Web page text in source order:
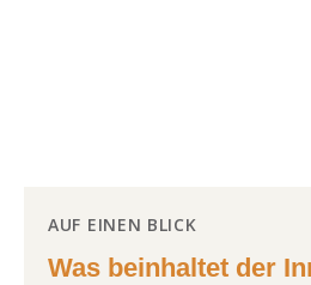
AUF EINEN BLICK
Was beinhaltet der